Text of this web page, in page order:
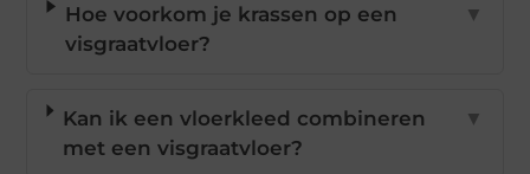
Hoe voorkom je krassen op een
visgraatvloer?
▼
Kan ik een vloerkleed combineren
met een visgraatvloer?
▼